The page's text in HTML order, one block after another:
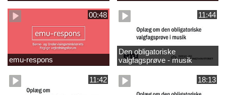
00:48
emu-respons
11:44
Den obligatoriske
valgfagsprøve - musik
11:42 18:13